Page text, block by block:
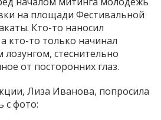
на площади Фестивальной
Кто-то наносил
кто-то только начинал
стеснительно
от посторонних глаз.
Лиза Иванова, попросила
с фото: